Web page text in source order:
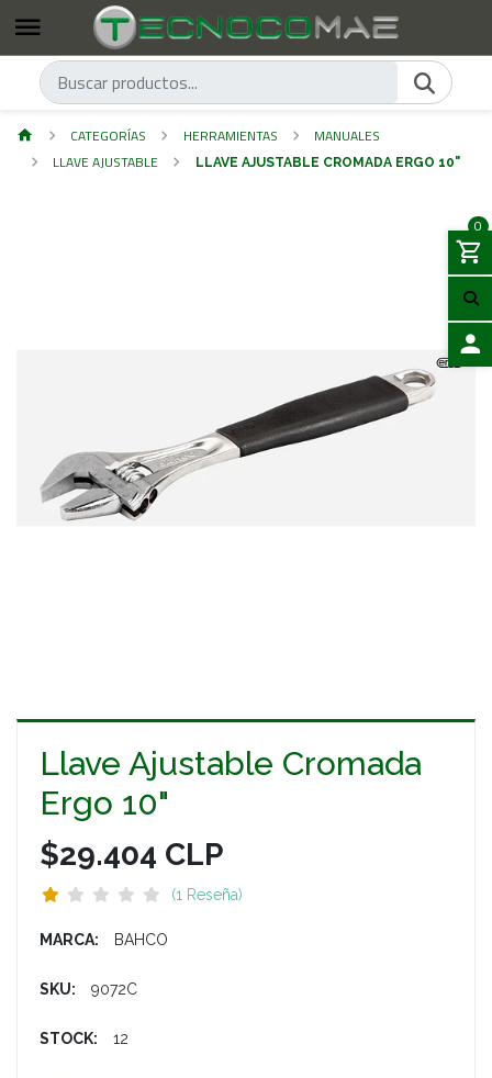
0
CATEGORÍAS HERRAMIENTAS
MANUALES
LLAVE AJUSTABLE
LLAVE AJUSTABLE CROMADA ERGO 10"
Llave Ajustable Cromada
Ergo 10"
$29.404 CLP
(1 Reseña)
MARCA: BAHCO
SKU: 9072C
STOCK: 12